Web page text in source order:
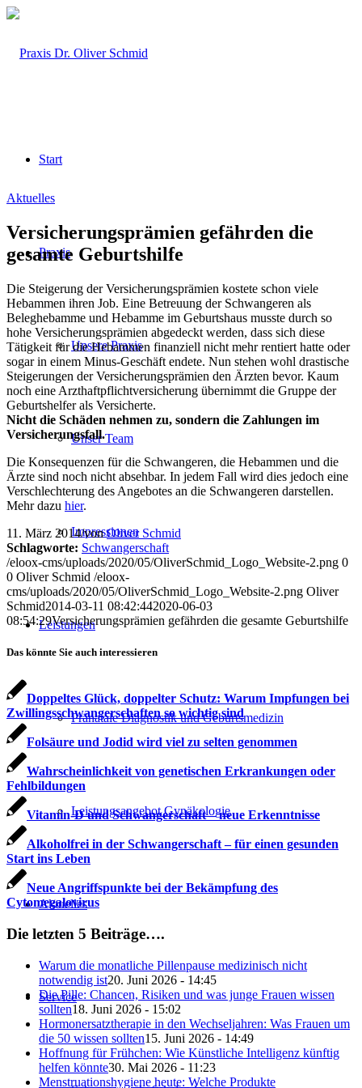
Start
Praxis
Unsere Praxis
Unser Team
Impressionen
Leistungen
Pränatale Diagnostik und Geburtsmedizin
Leistungsangebot Gynäkologie
Aktuelles
Service
Aktuelles
Versicherungsprämien gefährden die
gesamte Geburtshilfe
Die Steigerung der Versicherungsprämien kostete schon viele
Hebammen ihren Job. Eine Betreuung der Schwangeren als
Beleghebamme und Hebamme im Geburtshaus musste durch so
hohe Versicherungsprämien abgedeckt werden, dass sich diese
Tätigkeit für die Hebammen finanziell nicht mehr rentiert hatte oder
sogar in einem Minus-Geschäft endete. Nun stehen wohl drastische
Steigerungen der Versicherungsprämien den Ärzten bevor. Kaum
noch eine Arzthaftpflichtversicherung übernimmt die Gruppe der
Geburtshelfer als Versicherte.
Nicht die Schäden nehmen zu, sondern die Zahlungen im
Versicherungsfall.
Die Konsequenzen für die Schwangeren, die Hebammen und die
Ärzte sind noch nicht absehbar. In jedem Fall wird dies jedoch eine
Verschlechterung des Angebotes an die Schwangeren darstellen.
Mehr dazu hier.
11. März 2014/vonOliver Schmid
Schlagworte: Schwangerschaft
/eloox-cms/uploads/2020/05/OliverSchmid_Logo_Website-2.png 0
0 Oliver Schmid /eloox-
cms/uploads/2020/05/OliverSchmid_Logo_Website-2.png Oliver
Schmid2014-03-11 08:42:442020-06-03
08:54:29Versicherungsprämien gefährden die gesamte Geburtshilfe
Das könnte Sie auch interessieren
Doppeltes Glück, doppelter Schutz: Warum Impfungen bei
Zwillingsschwangerschaften so wichtig sind
Folsäure und Jodid wird viel zu selten genommen
Wahrscheinlichkeit von genetischen Erkrankungen oder
Fehlbildungen
Vitamin-D und Schwangerschaft – neue Erkenntnisse
Alkoholfrei in der Schwangerschaft – für einen gesunden
Start ins Leben
Neue Angriffspunkte bei der Bekämpfung des
Cytomegalovirus
Die letzten 5 Beiträge….
Warum die monatliche Pillenpause medizinisch nicht
notwendig ist20. Juni 2026 - 14:45
Die Pille: Chancen, Risiken und was junge Frauen wissen
sollten18. Juni 2026 - 15:02
Hormonersatztherapie in den Wechseljahren: Was Frauen um
die 50 wissen sollten15. Juni 2026 - 14:49
Hoffnung für Frühchen: Wie Künstliche Intelligenz künftig
helfen könnte30. Mai 2026 - 11:23
Menstruationshygiene heute: Welche Produkte